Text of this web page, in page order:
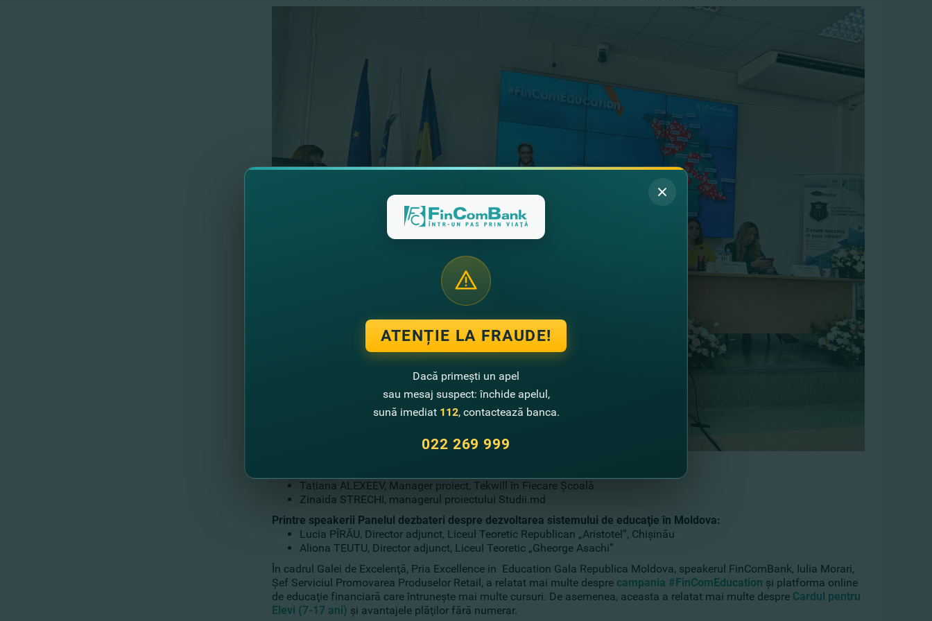
Tatiana ALEXEEV, Manager proiect, Tekwill în Fiecare Şcoală
Zinaida STRECHI, managerul proiectului Studii.md
Printre speakerii Panelul dezbateri despre dezvoltarea sistemului de educaţie în Moldova:
Lucia PÎRĂU, Director adjunct, Liceul Teoretic Republican „Aristotel”, Chişinău
Aliona TEUTU, Director adjunct, Liceul Teoretic „Gheorge Asachi”
În cadrul Galei de Excelenţă, Pria Excellence in Education Gala Republica Moldova, speakerul FinComBank, Iulia Morari,
Şef Serviciul Promovarea Produselor Retail, a relatat mai multe despre campania #FinComEducation şi platforma online
de educaţie financiară care întruneşte mai multe cursuri. De asemenea, aceasta a relatat mai multe despre Cardul pentru
Elevi (7-17 ani) şi avantajele plăţilor fără numerar.
ATENȚIE LA FRAUDE!
Dacă primești un apel
sau mesaj suspect: închide apelul,
sună imediat 112, contactează banca.
022 269 999